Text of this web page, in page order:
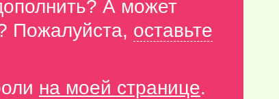
А может
Пожалуйста, оставьте
на моей странице.